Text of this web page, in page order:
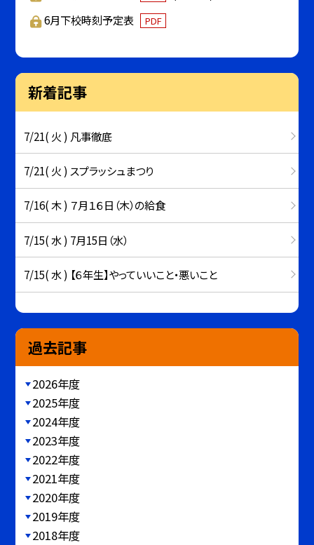
6月下校時刻予定表
PDF
新着記事
7/21( 火 ) 凡事徹底
7/21( 火 ) スプラッシュまつり
7/16( 木 ) ７月１６日（木）の給食
7/15( 水 ) 7月15日（水）
7/15( 水 ) 【６年生】やっていいこと・悪いこと
過去記事
2026年度
2025年度
2024年度
2023年度
2022年度
2021年度
2020年度
2019年度
2018年度